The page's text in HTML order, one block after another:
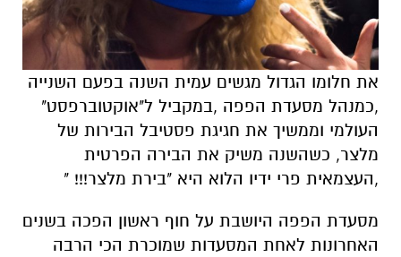
את חלומו הגדול מגשים עמית השנה בפעם השנייה
,כמנהל מסעדת הפפה ,במקביל ל"אוקטוברפסט"
העולמי וממשיך את חגיגת פסטיבל הבירות של
מלצר, כשהשנה משיק את הבירה הפרטית
,העצמאית פרי ידיו הלוא היא "בירת מלצר!!! "
מסעדת הפפה היושבת על חוף ראשון הפכה בשנים
האחרונות לאחת המסעדות שמוכרת הכי הרבה